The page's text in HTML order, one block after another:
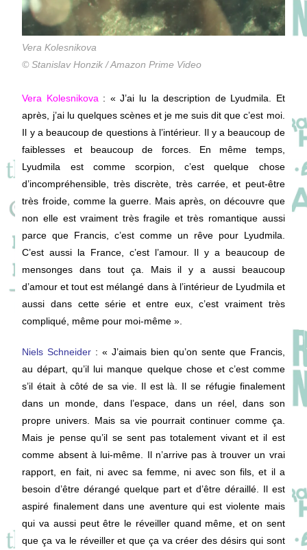
Vera Kolesnikova
© Stanislav Honzik / Amazon Prime Video
Vera Kolesnikova : « J’ai lu la description de Lyudmila. Et
après, j’ai lu quelques scènes et je me suis dit que c’est moi.
Il y a beaucoup de questions à l’intérieur. Il y a beaucoup de
faiblesses et beaucoup de forces. En même temps,
Lyudmila est comme scorpion, c’est quelque chose
d’incompréhensible, très discrète, très carrée, et peut-être
très froide, comme la guerre. Mais après, on découvre que
non elle est vraiment très fragile et très romantique aussi
parce que Francis, c’est comme un rêve pour Lyudmila.
C’est aussi la France, c’est l’amour. Il y a beaucoup de
mensonges dans tout ça. Mais il y a aussi beaucoup
d’amour et tout est mélangé dans à l’intérieur de Lyudmila et
aussi dans cette série et entre eux, c’est vraiment très
compliqué, même pour moi-même ».
Niels Schneider : «J’aimais bien qu’on sente que Francis,
au départ, qu’il lui manque quelque chose et c’est comme
s’il était à côté de sa vie. Il est là. Il se réfugie finalement
dans un monde, dans l’espace, dans un réel, dans son
propre univers. Mais sa vie pourrait continuer comme ça.
Mais je pense qu’il se sent pas totalement vivant et il est
comme absent à lui-même. Il n’arrive pas à trouver un vrai
rapport, en fait, ni avec sa femme, ni avec son fils, et il a
besoin d’être dérangé quelque part et d’être déraillé. Il est
aspiré finalement dans une aventure qui est violente mais
qui va aussi peut être le réveiller quand même, et on sent
que ça va le réveiller et que ça va créer des désirs qui sont